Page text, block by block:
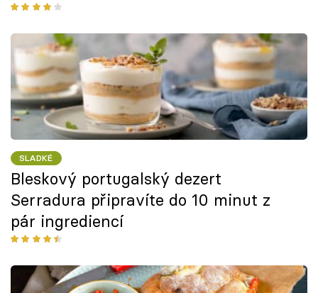
SLADKÉ
Bleskový portugalský dezert
Serradura připravíte do 10 minut z
pár ingrediencí